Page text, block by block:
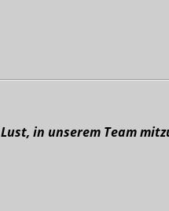
Lust, in unserem Team